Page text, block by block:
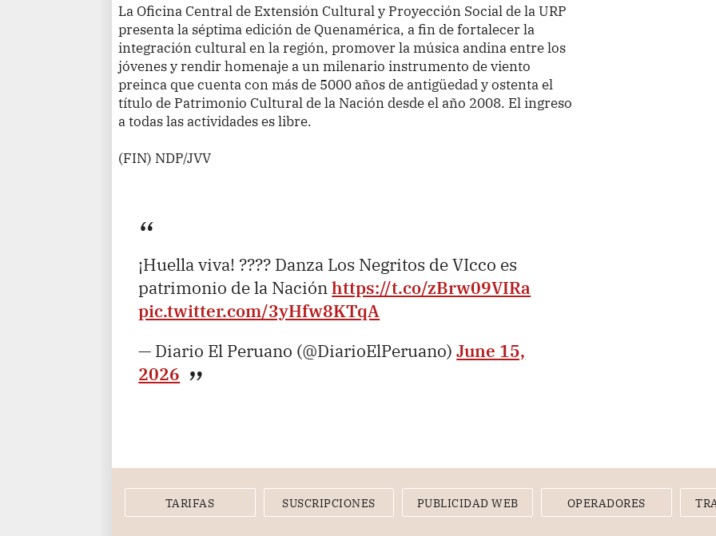
La Oficina Central de Extensión Cultural y Proyección Social de la URP
presenta la séptima edición de Quenamérica, a fin de fortalecer la
integración cultural en la región, promover la música andina entre los
jóvenes y rendir homenaje a un milenario instrumento de viento
preinca que cuenta con más de 5000 años de antigüedad y ostenta el
título de Patrimonio Cultural de la Nación desde el año 2008. El ingreso
a todas las actividades es libre.
(FIN) NDP/JVV
¡Huella viva! ???? Danza Los Negritos de VIcco es
patrimonio de la Naciónhttps://t.co/zBrw09VIRa
pic.twitter.com/3yHfw8KTqA
— Diario El Peruano (@DiarioElPeruano)June 15,
2026
TARIFAS SUSCRIPCIONES PUBLICIDAD WEB OPERADORES